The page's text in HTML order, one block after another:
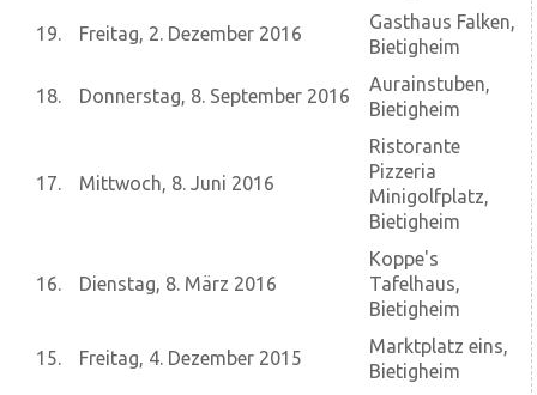
19. Freitag, 2. Dezember 2016
Gasthaus Falken,
Bietigheim
18. Donnerstag, 8. September 2016
Aurainstuben,
Bietigheim
17. Mittwoch, 8. Juni 2016
Ristorante
Pizzeria
Minigolfplatz,
Bietigheim
16. Dienstag, 8. März 2016
Koppe's
Tafelhaus,
Bietigheim
15. Freitag, 4. Dezember 2015
Marktplatz eins,
Bietigheim